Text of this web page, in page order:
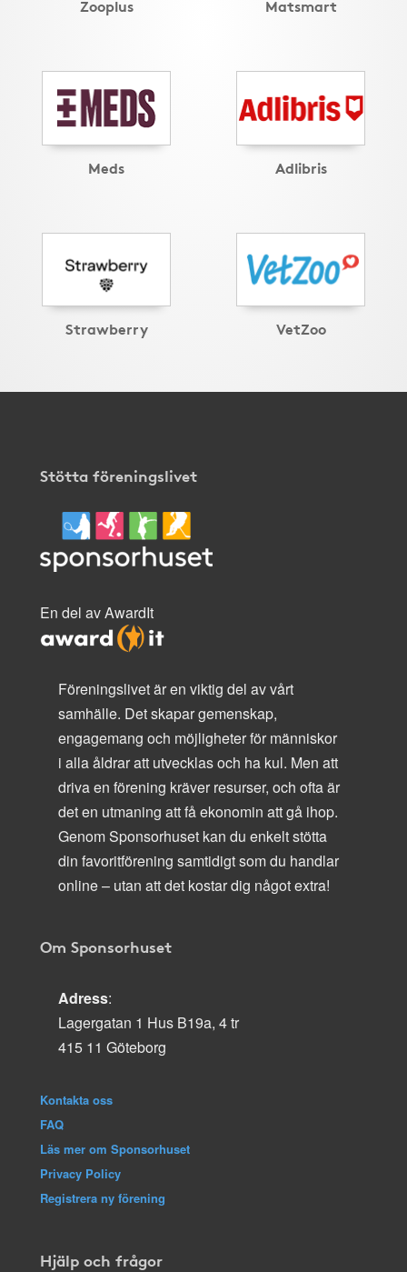
Zooplus Matsmart
Meds Adlibris
Strawberry VetZoo
Stötta föreningslivet
En del av AwardIt
Föreningslivet är en viktig del av vårt
samhälle. Det skapar gemenskap,
engagemang och möjligheter för människor
i alla åldrar att utvecklas och ha kul. Men att
driva en förening kräver resurser, och ofta är
det en utmaning att få ekonomin att gå ihop.
Genom Sponsorhuset kan du enkelt stötta
din favoritförening samtidigt som du handlar
online – utan att det kostar dig något extra!
Om Sponsorhuset
Adress:
Lagergatan 1 Hus B19a, 4 tr
415 11 Göteborg
Kontakta oss
FAQ
Läs mer om Sponsorhuset
Privacy Policy
Registrera ny förening
Hjälp och frågor